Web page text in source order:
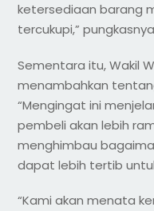
ketersediaan barang
tercukupi,”
Sementara itu, Wakil
menambahkan
“Mengingat ini
pembeli akan lebih
menghimbau
dapat lebih tertib
“Kami akan menata